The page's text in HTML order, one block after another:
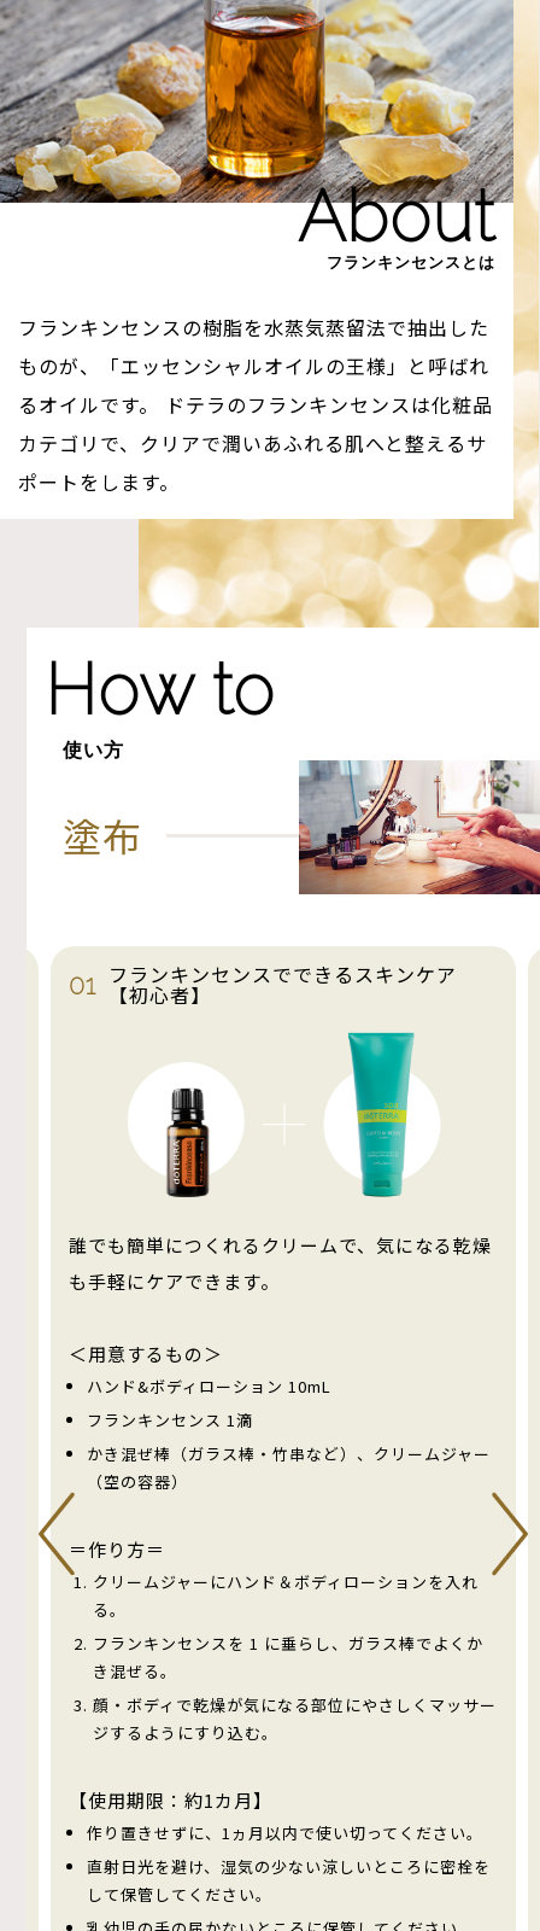
About
フランキンセンスとは
フランキンセンスの樹脂を水蒸気蒸留法で抽出した
ものが、「エッセンシャルオイルの王様」と呼ばれ
るオイルです。
ドテラのフランキンセンスは化粧品
カテゴリで、クリアで潤いあふれる肌へと整えるサ
ポートをします。
How to
使い方
塗布
01 フランキンセンスでできるスキンケア
【初心者】
誰でも簡単につくれるクリームで、気になる乾燥
も手軽にケアできます。
＜用意するもの＞
ハンド&ボディローション 10mL
フランキンセンス 1滴
かき混ぜ棒（ガラス棒・竹串など）、クリームジャー
（空の容器）
＝作り方＝
クリームジャーにハンド＆ボディローションを入れ
る。
フランキンセンスを 1 に垂らし、ガラス棒でよくか
き混ぜる。
顔・ボディで乾燥が気になる部位にやさしくマッサー
ジするようにすり込む。
【使用期限：約1カ月】
作り置きせずに、1ヵ月以内で使い切ってください。
直射日光を避け、湿気の少ない涼しいところに密栓を
して保管してください。